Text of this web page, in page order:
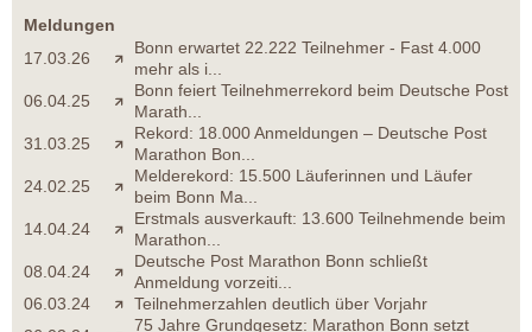
Meldungen
17.03.26
Bonn erwartet 22.222 Teilnehmer - Fast 4.000
mehr als i...
06.04.25
Bonn feiert Teilnehmerrekord beim Deutsche Post
Marath...
31.03.25
Rekord: 18.000 Anmeldungen – Deutsche Post
Marathon Bon...
24.02.25
Melderekord: 15.500 Läuferinnen und Läufer
beim Bonn Ma...
14.04.24
Erstmals ausverkauft: 13.600 Teilnehmende beim
Marathon...
08.04.24
Deutsche Post Marathon Bonn schließt
Anmeldung vorzeiti...
06.03.24
Teilnehmerzahlen deutlich über Vorjahr
75 Jahre Grundgesetz: Marathon Bonn setzt